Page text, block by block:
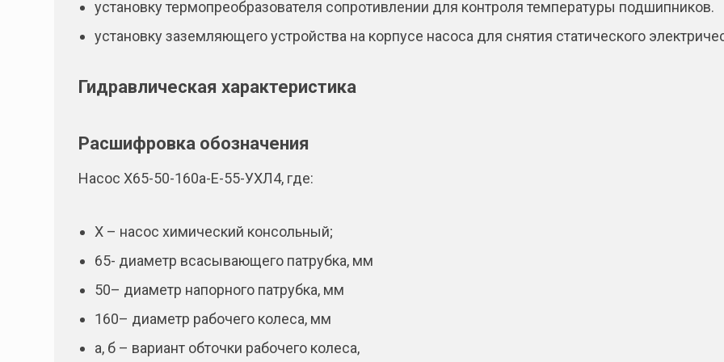
установку термопреобразователя сопротивлении для контроля температуры подшипников.
установку заземляющего устройства на корпусе насоса для снятия статического
Гидравлическая характеристика
Расшифровка обозначения
Насос Х65-50-160а-Е-55-УХЛ4, где:
Х – насос химический консольный;
65- диаметр всасывающего патрубка, мм
50– диаметр напорного патрубка, мм
160– диаметр рабочего колеса, мм
а, б – вариант обточки рабочего колеса,